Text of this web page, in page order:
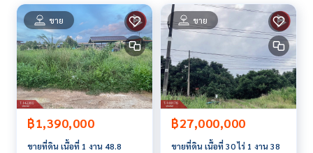
www.tb.co.th
The Best Property Agent CO,.LTD. ผู้นำด้านธุรกิจนายหน้า ตัวแ
ทนอสังหาริมทรัพย์ครบวงจร ด้วยความเป็นมืออาชีพ ใช้เทคโนโล
ยี และ นวัตกรรมที่สร้างสรรค์ เพื่อส่งมอบบริการที่ดีที่สุดเพื่อคุณ ใ
ห้บริการด้าน ซื้อ ขาย เช่า อสังหาริมทรัพย์
ขาย
฿1,390,000
ขายที่ดิน เนื้อที่ 1 งาน 48.8
ขาย
฿27,000,000
ขายที่ดิน เนื้อที่ 30 ไร่ 1 งาน 38